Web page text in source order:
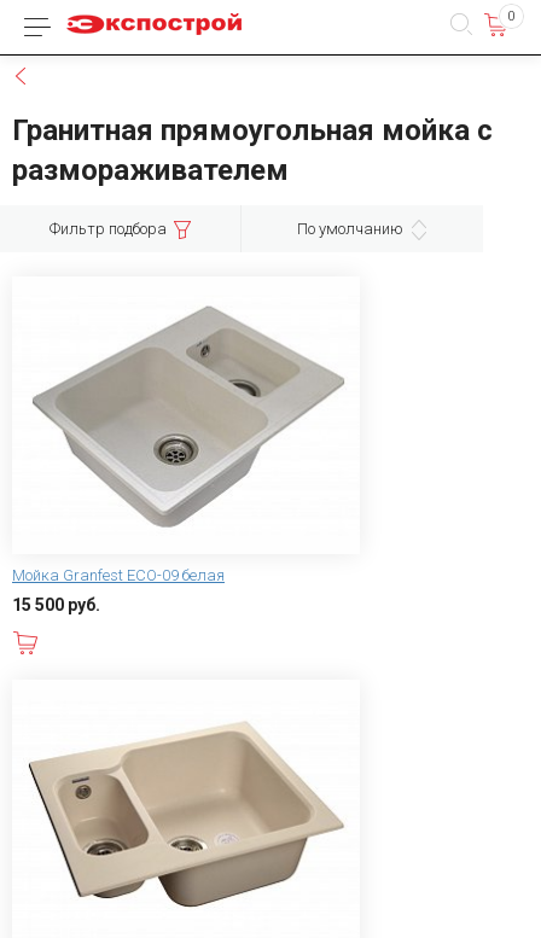
Каталог товаров 0
Гранитная прямоугольная мойка с
размораживателем
Фильтр подбора По умолчанию
Мойка Granfest ECO-09 белая
15 500 руб.